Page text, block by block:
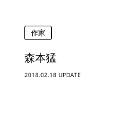
作家
森本猛
2018.02.18